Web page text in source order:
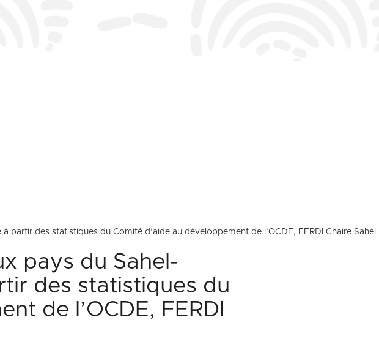
des statistiques du Comité d’aide au développement de l’OCDE, FERDI Chaire Sahel
pays du Sahel-
des statistiques du
de l’OCDE, FERDI